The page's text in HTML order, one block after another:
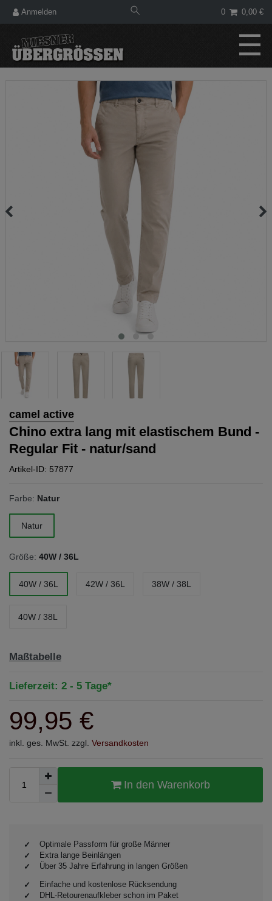
Anmelden 0 0,00 €
☰
camel active
Chino extra lang mit elastischem Bund -
Regular Fit - natur/sand
Artikel-ID: 57877
Farbe: Natur
Natur
Größe: 40W / 36L
40W / 36L 42W / 36L 38W / 38L
40W / 38L
Maßtabelle
Lieferzeit: 2 - 5 Tage*
99,95 €
inkl. ges. MwSt. zzgl. Versandkosten
In den Warenkorb
Optimale Passform für große Männer
Extra lange Beinlängen
Über 35 Jahre Erfahrung in langen Größen
Einfache und kostenlose Rücksendung
DHL-Retourenaufkleber schon im Paket